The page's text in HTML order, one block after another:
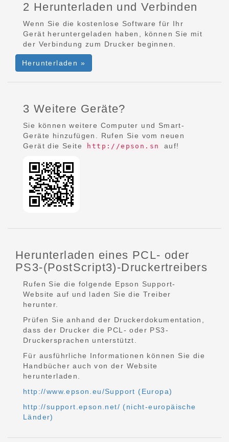
2 Herunterladen und Verbinden
Wenn Sie die kostenlose Software für Ihr
Gerät heruntergeladen haben, können Sie mit
der Verbindung zum Drucker beginnen.
Herunterladen »
3 Weitere Geräte?
Sie können weitere Computer und Smart-
Geräte hinzufügen. Rufen Sie vom neuen
Gerät die Seite
http://epson.sn auf!
Herunterladen eines PCL- oder
PS3-(PostScript3)-Druckertreibers
Rufen Sie die folgende Epson Support-
Website auf und laden Sie die Treiber
herunter.
Prüfen Sie anhand der Druckerdokumentation,
dass der Drucker die PCL- oder PS3-
Druckersprachen unterstützt.
Für ausführliche Informationen können Sie die
Handbücher auch von der Website
herunterladen.
http://www.epson.eu/Support (Europa)
http://support.epson.net/ (nicht-europäische
Länder)